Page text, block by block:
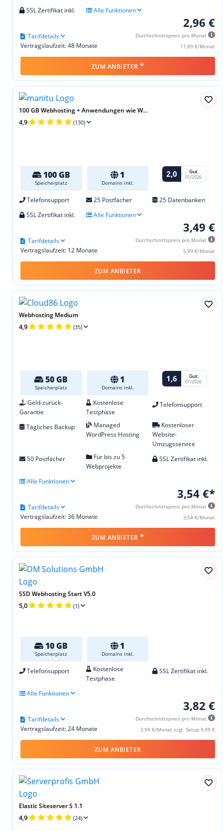
SSL Zertifikat inkl.
Alle Funktionen
2,96 €
Durchschnittspreis pro Monat
11,89 €/Monat
Vertragslaufzeit: 48 Monate
Tarifdetails
ZUM ANBIETER *
100 GB Webhosting + Anwendungen wie W...
4,9 (130)
100 GB
Speicherplatz
1
Domains inkl.
2,0 Gut
01/2026
Telefonsupport 25 Postfächer
25 Datenbanken
SSL Zertifikat inkl.
Alle Funktionen
3,49 €
Durchschnittspreis pro Monat
5,99 €/Monat
Vertragslaufzeit: 12 Monate
Tarifdetails
ZUM ANBIETER
Webhosting Medium
4,9 (35)
50 GB
Speicherplatz
1
Domains inkl.
1,6 Gut
01/2026
Geld-zurück-
Garantie
Kostenlose
Testphase
Telefonsupport
Tägliches Backup
Managed
WordPress Hosting
Kostenloser
Website-
Umzugsservice
50 Postfächer
Für bis zu 5
Webprojekte
SSL Zertifikat inkl.
Alle Funktionen
3,54 €*
Durchschnittspreis pro Monat
3,54 €/Monat
Vertragslaufzeit: 36 Monate
Tarifdetails
ZUM ANBIETER *
SSD Webhosting Start V5.0
5,0 (1)
10 GB
Speicherplatz
1
Domains inkl.
Telefonsupport
Kostenlose
Testphase
SSL Zertifikat inkl.
Alle Funktionen
3,82 €
Durchschnittspreis pro Monat
2,99 €/Monat zzgl. Setup 9,99 €
Vertragslaufzeit: 24 Monate
Tarifdetails
ZUM ANBIETER
Elastic Siteserver S 1.1
4,9 (24)